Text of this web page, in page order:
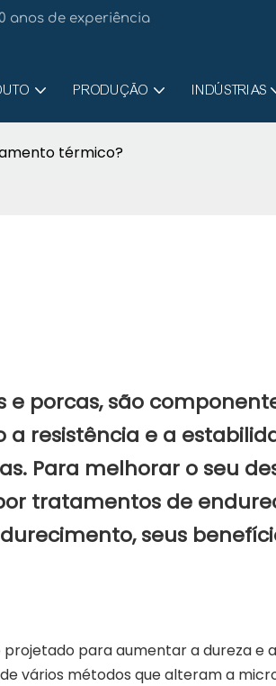
anos de experiência
PRODUÇÃO INDÚSTRIAS
térmico?
porcas, são
a resistência e a
Para melhorar o seu
tratamentos de
seus
para aumentar a dureza e
vários métodos que alteram a